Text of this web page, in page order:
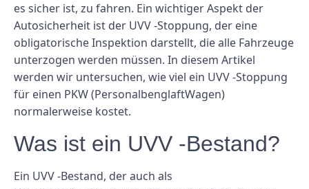
es sicher ist, zu fahren. Ein wichtiger Aspekt der
Autosicherheit ist der UVV -Stoppung, der eine
obligatorische Inspektion darstellt, die alle Fahrzeuge
unterzogen werden müssen. In diesem Artikel
werden wir untersuchen, wie viel ein UVV -Stoppung
für einen PKW (PersonalbenglaftWagen)
normalerweise kostet.
Was ist ein UVV -Bestand?
Ein UVV -Bestand, der auch als